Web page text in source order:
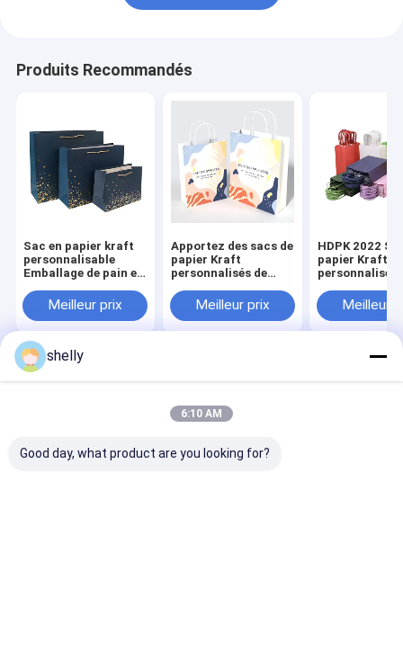
Produits Recommandés
Sac en papier kraft
personnalisable
Emballage de pain et
emporter Emballage
alimentaire
Meilleur prix
Apportez des sacs de
papier Kraft
personnalisés de
Meilleur prix
HDPK 2022
papier Kraft
personnalisés
Meilleur
nous
nous
Site
Plan du site
Privacy Policy
Reserved.
shelly
6:10 AM
Good day, what product are you looking for?